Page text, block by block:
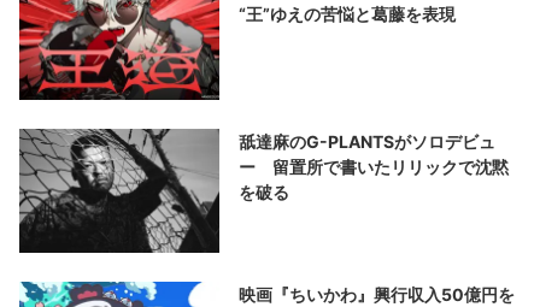
“王”ゆえの苦悩と葛藤を表現
舐達麻のG-PLANTSがソロデビュ
ー 留置所で書いたリリックで沈黙
を破る
映画『ちいかわ』興行収入50億円を